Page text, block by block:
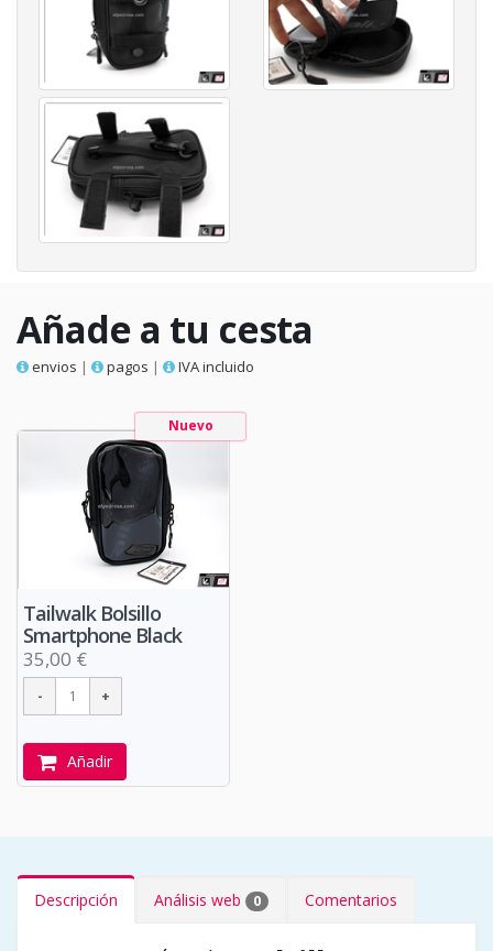
Añade a tu cesta
envios | pagos | IVA incluido
Nuevo
Tailwalk Bolsillo
Smartphone Black
35,00 €
Añadir
Descripción Análisis web 0 Comentarios